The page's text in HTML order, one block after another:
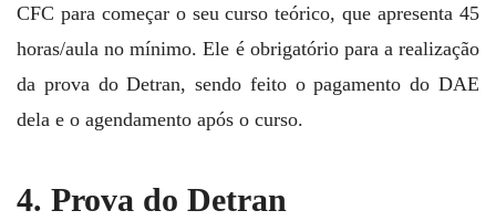
CFC para começar o seu curso teórico, que apresenta 45
horas/aula no mínimo. Ele é obrigatório para a realização
da prova do Detran, sendo feito o pagamento do DAE
dela e o agendamento após o curso.
4. Prova do Detran